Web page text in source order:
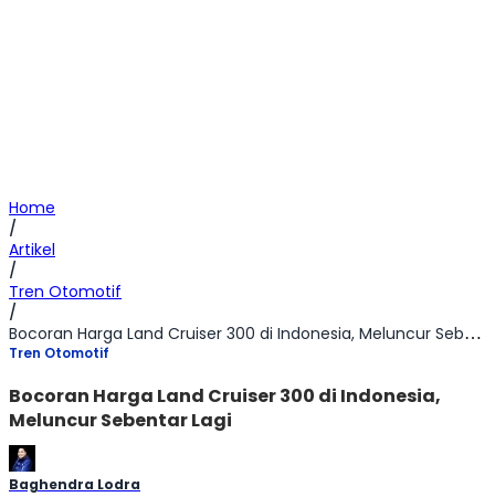
Home
/
Artikel
/
Tren Otomotif
/
Bocoran Harga Land Cruiser 300 di Indonesia, Meluncur Sebentar Lagi
Tren Otomotif
Bocoran Harga Land Cruiser 300 di Indonesia,
Meluncur Sebentar Lagi
Baghendra Lodra